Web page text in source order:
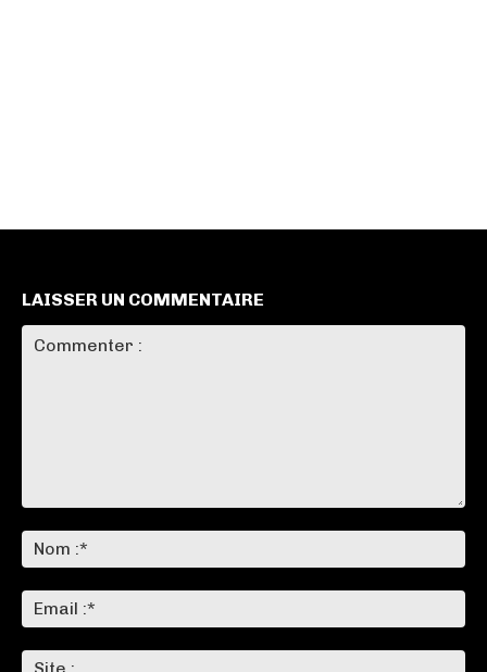
LAISSER UN COMMENTAIRE
:*
:*